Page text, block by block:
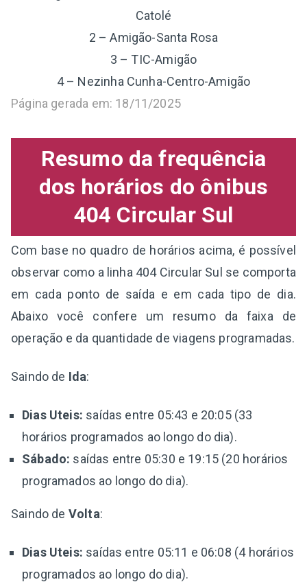
Catolé
2 – Amigão-Santa Rosa
3 – TIC-Amigão
4 – Nezinha Cunha-Centro-Amigão
Página gerada em: 18/11/2025
Resumo da frequência
dos horários do ônibus
404 Circular Sul
Com base no quadro de horários acima, é possível
observar como a linha 404 Circular Sul se comporta
em cada ponto de saída e em cada tipo de dia.
Abaixo você confere um resumo da faixa de
operação e da quantidade de viagens programadas.
Saindo de Ida:
Dias Uteis: saídas entre 05:43 e 20:05 (33
horários programados ao longo do dia).
Sábado: saídas entre 05:30 e 19:15 (20 horários
programados ao longo do dia).
Saindo de Volta:
Dias Uteis: saídas entre 05:11 e 06:08 (4 horários
programados ao longo do dia).